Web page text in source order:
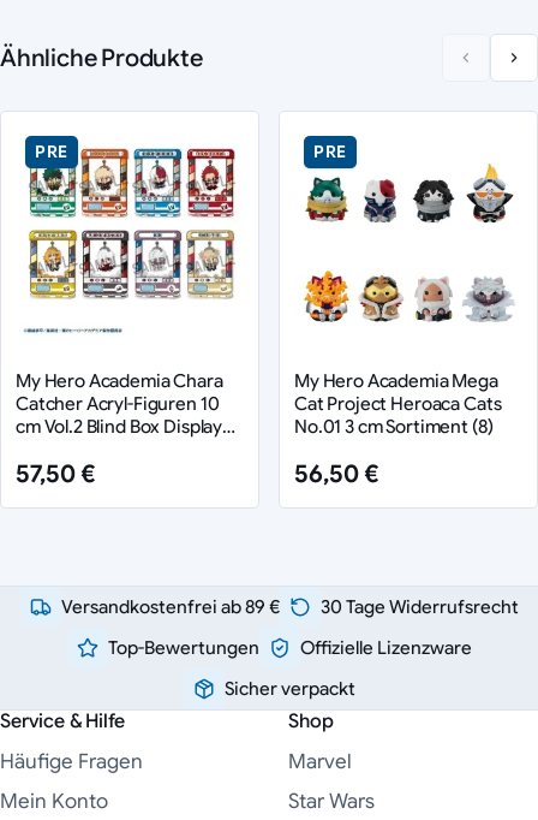
Ähnliche Produkte
PRE
My Hero Academia Chara
Catcher Acryl-Figuren 10
cm Vol.2 Blind Box Display
57,50 €
PRE
My Hero Academia Mega
Cat Project Heroaca Cats
No.01 3 cm Sortiment (8)
56,50 €
Versandkostenfrei ab 89 €
30 Tage Widerrufsrecht
Top-Bewertungen
Offizielle Lizenzware
Sicher verpackt
Service & Hilfe
Häufige Fragen
Mein Konto
Shop
Marvel
Star Wars